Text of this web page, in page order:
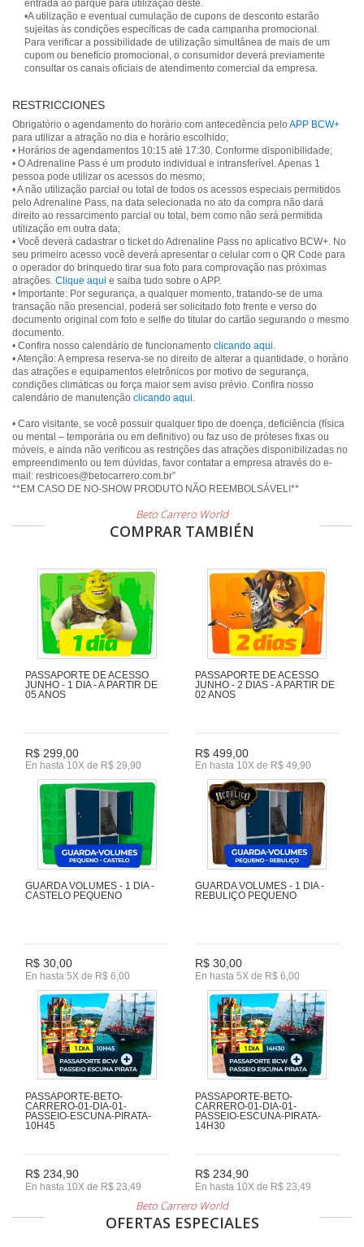
entrada ao parque para utilização deste.
•A utilização e eventual cumulação de cupons de desconto estarão
sujeitas às condições específicas de cada campanha promocional.
Para verificar a possibilidade de utilização simultânea de mais de um
cupom ou benefício promocional, o consumidor deverá previamente
consultar os canais oficiais de atendimento comercial da empresa.
RESTRICCIONES
Obrigatório o agendamento do horário com antecedência pelo APP BCW+
para utilizar a atração no dia e horário escolhido;
• Horários de agendamentos 10:15 até 17:30. Conforme disponibilidade;
• O Adrenaline Pass é um produto individual e intransferível. Apenas 1
pessoa pode utilizar os acessos do mesmo;
• A não utilização parcial ou total de todos os acessos especiais permitidos
pelo Adrenaline Pass, na data selecionada no ato da compra não dará
direito ao ressarcimento parcial ou total, bem como não será permitida
utilização em outra data;
• Você deverá cadastrar o ticket do Adrenaline Pass no aplicativo BCW+. No
seu primeiro acesso você deverá apresentar o celular com o QR Code para
o operador do brinquedo tirar sua foto para comprovação nas próximas
atrações. Clique aqui e saiba tudo sobre o APP.
• Importante: Por segurança, a qualquer momento, tratando-se de uma
transação não presencial, poderá ser solicitado foto frente e verso do
documento original com foto e selfie do titular do cartão segurando o mesmo
documento.
• Confira nosso calendário de funcionamento clicando aqui.
• Atenção: A empresa reserva-se no direito de alterar a quantidade, o horário
das atrações e equipamentos eletrônicos por motivo de segurança,
condições climáticas ou força maior sem aviso prévio. Confira nosso
calendário de manutenção clicando aqui.
• Caro visitante, se você possuir qualquer tipo de doença, deficiência (física
ou mental – temporária ou em definitivo) ou faz uso de próteses fixas ou
móveis, e ainda não verificou as restrições das atrações disponibilizadas no
empreendimento ou tem dúvidas, favor contatar a empresa através do e-
mail: restricoes@betocarrero.com.br”
Beto Carrero World
COMPRAR TAMBIÉN
PASSAPORTE DE ACESSO
JUNHO - 1 DIA - A PARTIR DE
05 ANOS
R$ 299,00
En hasta 10X de R$ 29,90
PASSAPORTE DE ACESSO
JUNHO - 2 DIAS - A PARTIR DE
02 ANOS
R$ 499,00
En hasta 10X de R$ 49,90
GUARDA VOLUMES - 1 DIA -
CASTELO PEQUENO
R$ 30,00
En hasta 5X de R$ 6,00
GUARDA VOLUMES - 1 DIA -
REBULIÇO PEQUENO
R$ 30,00
En hasta 5X de R$ 6,00
PASSAPORTE-BETO-
CARRERO-01-DIA-01-
PASSEIO-ESCUNA-PIRATA-
10H45
R$ 234,90
En hasta 10X de R$ 23,49
PASSAPORTE-BETO-
CARRERO-01-DIA-01-
PASSEIO-ESCUNA-PIRATA-
14H30
R$ 234,90
En hasta 10X de R$ 23,49
Beto Carrero World
OFERTAS ESPECIALES